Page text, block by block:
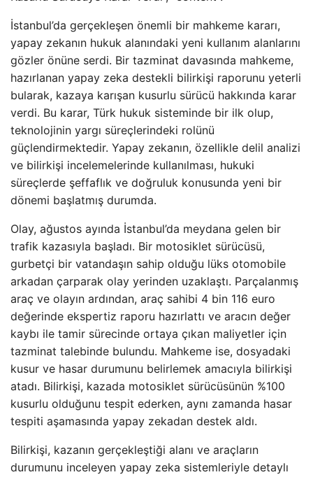
İstanbul’da gerçekleşen önemli bir mahkeme kararı,
yapay zekanın hukuk alanındaki yeni kullanım alanlarını
gözler önüne serdi. Bir tazminat davasında mahkeme,
hazırlanan yapay zeka destekli bilirkişi raporunu yeterli
bularak, kazaya karışan kusurlu sürücü hakkında karar
verdi. Bu karar, Türk hukuk sisteminde bir ilk olup,
teknolojinin yargı süreçlerindeki rolünü
güçlendirmektedir. Yapay zekanın, özellikle delil analizi
ve bilirkişi incelemelerinde kullanılması, hukuki
süreçlerde şeffaflık ve doğruluk konusunda yeni bir
dönemi başlatmış durumda.
Olay, ağustos ayında İstanbul’da meydana gelen bir
trafik kazasıyla başladı. Bir motosiklet sürücüsü,
gurbetçi bir vatandaşın sahip olduğu lüks otomobile
arkadan çarparak olay yerinden uzaklaştı. Parçalanmış
araç ve olayın ardından, araç sahibi 4 bin 116 euro
değerinde ekspertiz raporu hazırlattı ve aracın değer
kaybı ile tamir sürecinde ortaya çıkan maliyetler için
tazminat talebinde bulundu. Mahkeme ise, dosyadaki
kusur ve hasar durumunu belirlemek amacıyla bilirkişi
atadı. Bilirkişi, kazada motosiklet sürücüsünün %100
kusurlu olduğunu tespit ederken, aynı zamanda hasar
tespiti aşamasında yapay zekadan destek aldı.
Bilirkişi, kazanın gerçekleştiği alanı ve araçların
durumunu inceleyen yapay zeka sistemleriyle detaylı